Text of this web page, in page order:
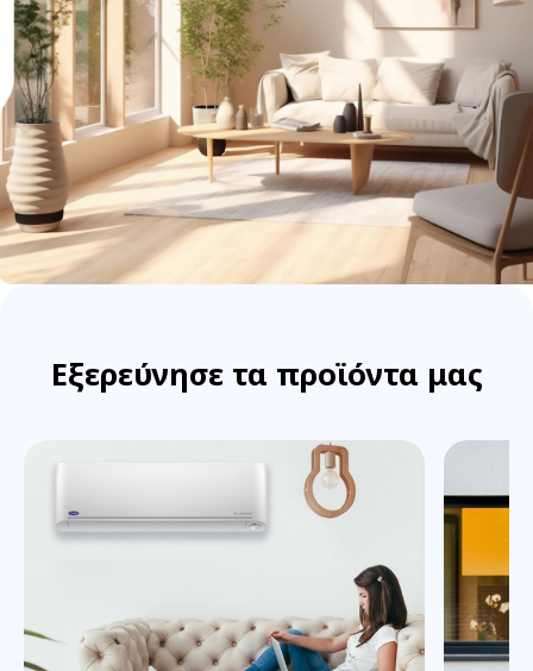
Εξερεύνησε τα προϊόντα μας